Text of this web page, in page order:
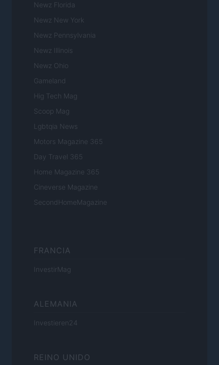
Newz Florida
Newz New York
Newz Pennsylvania
Newz Illinois
Newz Ohio
Gameland
Hig Tech Mag
Scoop Mag
Lgbtqia News
Motors Magazine 365
Day Travel 365
Home Magazine 365
Cineverse Magazine
SecondHomeMagazine
FRANCIA
InvestirMag
ALEMANIA
Investieren24
REINO UNIDO